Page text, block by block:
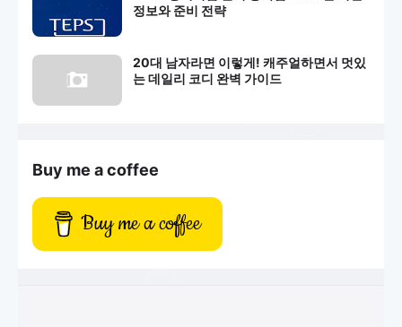
정보와 준비 전략
20대 남자라면 이렇게! 캐주얼하면서 멋있
는 데일리 코디 완벽 가이드
Buy me a coffee
Buy me a coffee